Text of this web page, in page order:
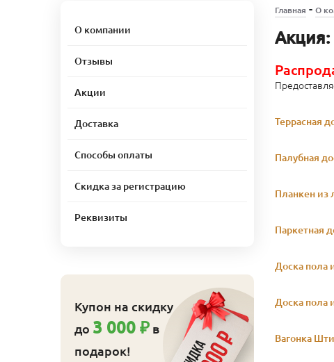
Главная - О
Акция:
Террасная
Палубная
Планкен из
Паркетная
Доска пола
Доска пола
Вагонка
О компании
Отзывы
Акции
Доставка
Cпособы оплаты
Скидка за регистрацию
Реквизиты
Купон на скидку
до 3 000 ₽ в
подарок!